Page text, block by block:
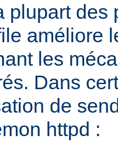
plupart des
améliore
les
Dans
de
httpd :